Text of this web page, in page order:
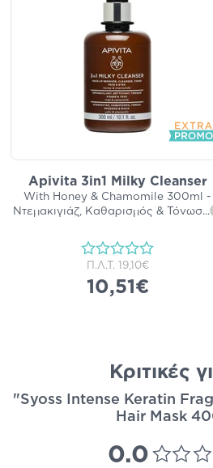
Apivita 3in1 Milky Cleanser
With Honey & Chamomile 300ml -
Ντεμακιγιάζ, Καθαρισμός & Τόνωσ...
Π.Λ.Τ. 19,10€
10,51€
Κριτικές
"Syoss Intense Keratin
Hair Mask
0.0